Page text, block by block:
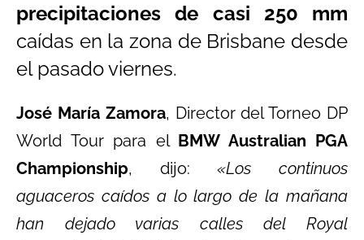
precipitaciones de casi 250 mm
caídas en la zona de Brisbane desde
el pasado viernes.
José María Zamora, Director del Torneo DP
World Tour para el BMW Australian PGA
Championship, dijo:«Los continuos
aguaceros caídos a lo largo de la mañana
han dejado varias calles del Royal